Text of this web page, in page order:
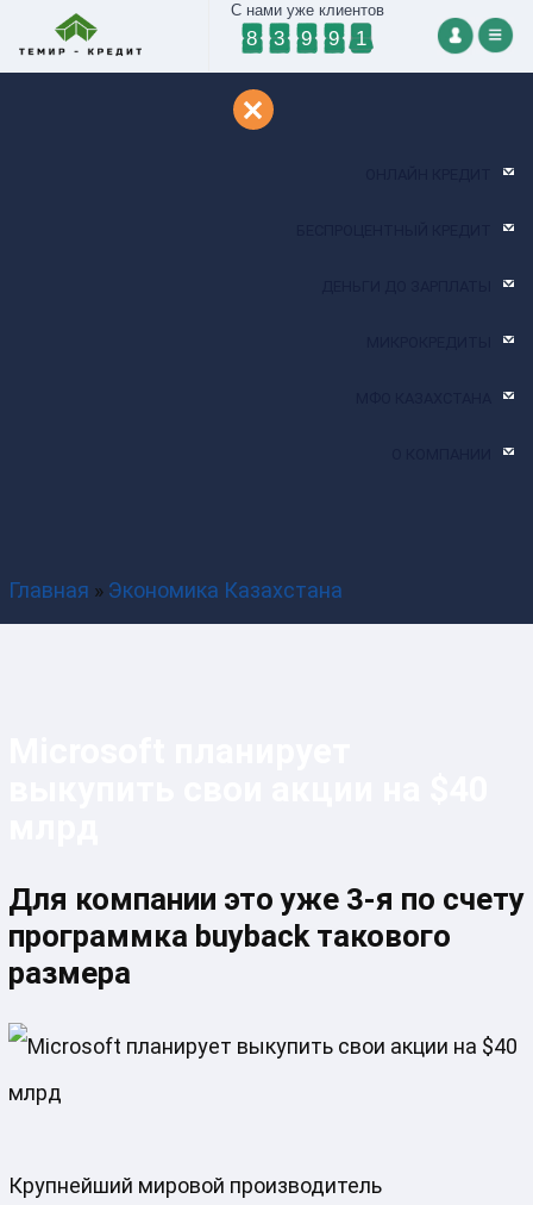
С нами уже клиентов
8 3 9 9 1
Главная » Экономика Казахстана
Для компании это уже 3-я по счету
программка buyback такового
размера
Крупнейший мировой производитель